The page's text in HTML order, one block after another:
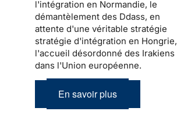
l'intégration en Normandie, le
démantèlement des Ddass, en
attente d'une véritable stratégie
stratégie d'intégration en Hongrie,
l'accueil désordonné des Irakiens
dans l'Union européenne.
En savoir plus